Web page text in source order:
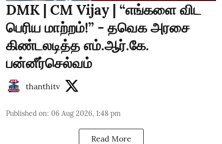
DMK | CM Vijay | “எங்களை விட
பெரிய மாற்றம்!” - தவெக அரசை
கிண்டலடித்த எம்.ஆர்.கே.
பன்னீர்செல்வம்
thanthitv
Published on: 06 Aug 2026, 1:48 pm
Read More